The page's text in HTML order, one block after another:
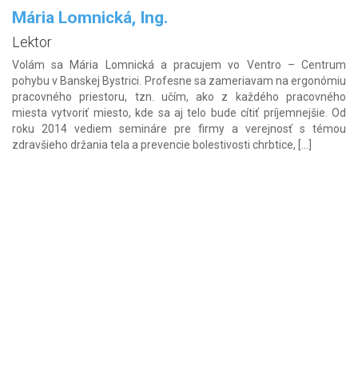
Mária Lomnická, Ing.
Lektor
Volám sa Mária Lomnická a pracujem vo Ventro – Centrum
pohybu v Banskej Bystrici. Profesne sa zameriavam na ergonómiu
pracovného priestoru, tzn. učím, ako z každého pracovného
miesta vytvoriť miesto, kde sa aj telo bude cítiť príjemnejšie. Od
roku 2014 vediem semináre pre firmy a verejnosť s témou
zdravšieho držania tela a prevencie bolestivosti chrbtice, […]